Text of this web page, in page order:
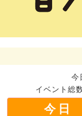
今
イベント総
今日